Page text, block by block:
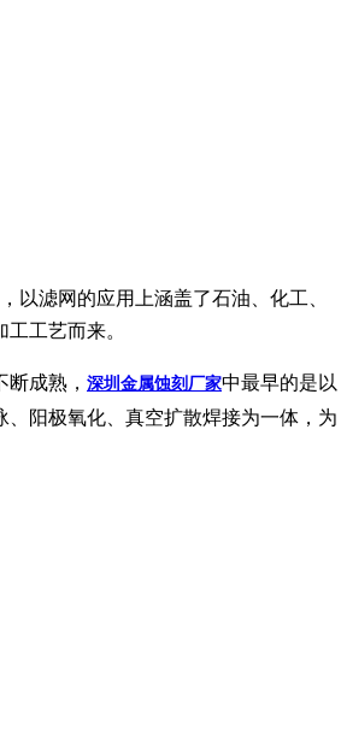
以滤网的应用上涵盖了石油、化工、
工艺而来。
成熟， 深圳金属蚀刻厂家中最早的是以
阳极氧化、真空扩散焊接为一体，为